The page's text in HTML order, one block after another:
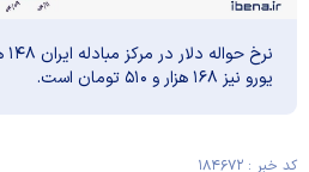
یورو نیز ۱۶۸ هزار و ۵۱۰ تومان است.
کد خبر : ۱۸۴۶۷۲